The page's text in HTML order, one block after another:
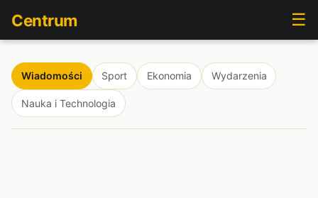
Centrum ☰
Wiadomości Sport Ekonomia Wydarzenia
Nauka i Technologia